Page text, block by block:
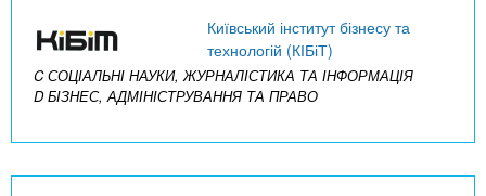
Київський інститут бізнесу та
технологій (КІБіТ)
C СОЦІАЛЬНІ НАУКИ, ЖУРНАЛІСТИКА ТА ІНФОРМАЦІЯ
D БІЗНЕС, АДМІНІСТРУВАННЯ ТА ПРАВО